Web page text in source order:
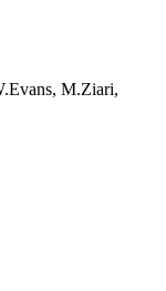
M.Ziari,